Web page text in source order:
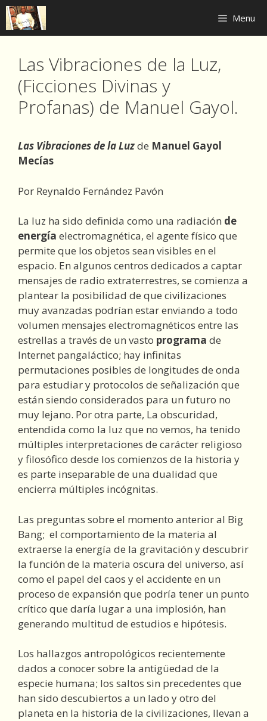
Skip
to
content
Menu
Las Vibraciones de la Luz,
(Ficciones Divinas y
Profanas) de Manuel Gayol.
Las Vibraciones de la Luzde Manuel Gayol
Mecías
Por Reynaldo Fernández Pavón
La luz ha sido definida como una radiación de
energía electromagnética, el agente físico que
permite que los objetos sean visibles en el
espacio. En algunos centros dedicados a captar
mensajes de radio extraterrestres, se comienza a
plantear la posibilidad de que civilizaciones
muy avanzadas podrían estar enviando a todo
volumen mensajes electromagnéticos entre las
estrellas a través de un vasto programa de
Internet pangaláctico; hay infinitas
permutaciones posibles de longitudes de onda
para estudiar y protocolos de señalización que
están siendo considerados para un futuro no
muy lejano. Por otra parte, La obscuridad,
entendida como la luz que no vemos, ha tenido
múltiples interpretaciones de carácter religioso
y filosófico desde los comienzos de la historia y
es parte inseparable de una dualidad que
encierra múltiples incógnitas.
Las preguntas sobre el momento anterior al Big
Bang; el comportamiento de la materia al
extraerse la energía de la gravitación y descubrir
la función de la materia oscura del universo, así
como el papel del caos y el accidente en un
proceso de expansión que podría tener un punto
crítico que daría lugar a una implosión, han
generando multitud de estudios e hipótesis.
Los hallazgos antropológicos recientemente
dados a conocer sobre la antigüedad de la
especie humana; los saltos sin precedentes que
han sido descubiertos a un lado y otro del
planeta en la historia de la civilizaciones, llevan a